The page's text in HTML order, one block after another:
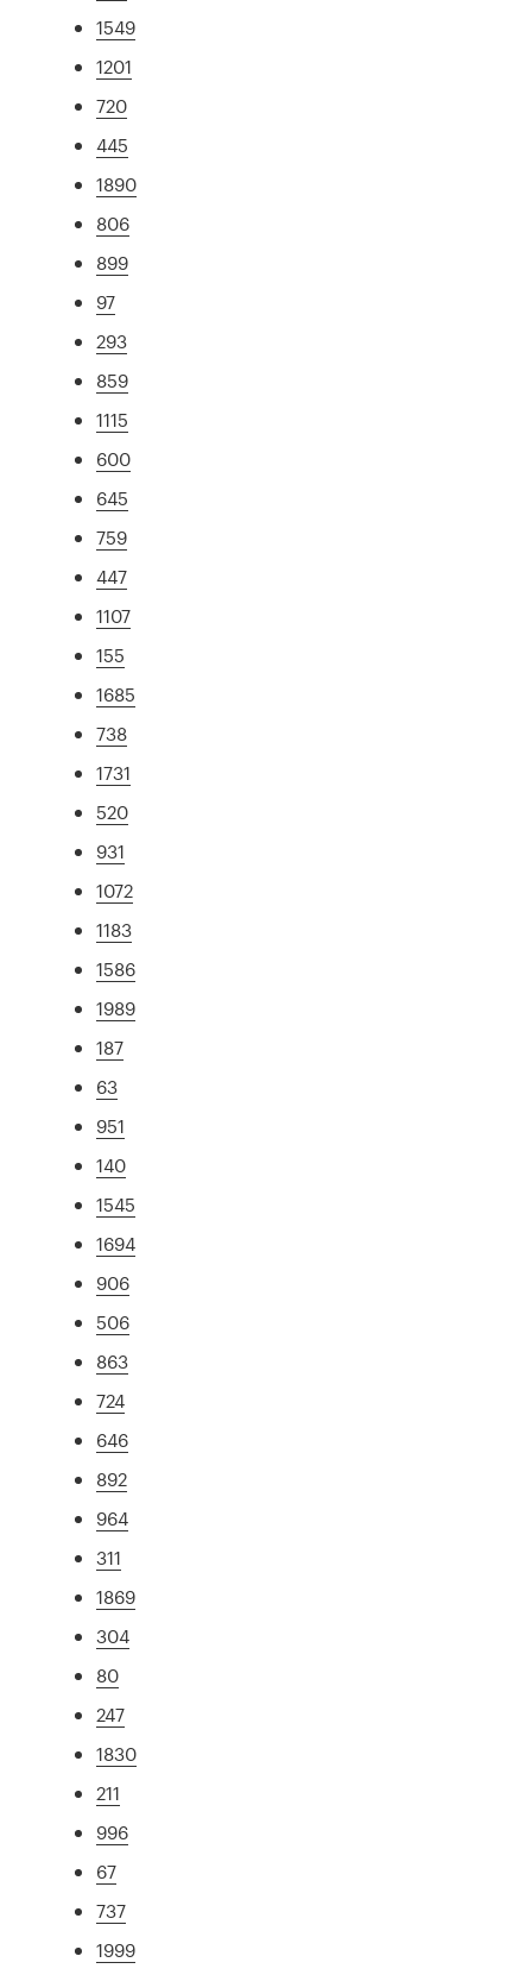
1549
1201
720
445
1890
806
899
97
293
859
1115
600
645
759
447
1107
155
1685
738
1731
520
931
1072
1183
1586
1989
187
63
951
140
1545
1694
906
506
863
724
646
892
964
311
1869
304
80
247
1830
211
996
67
737
1999